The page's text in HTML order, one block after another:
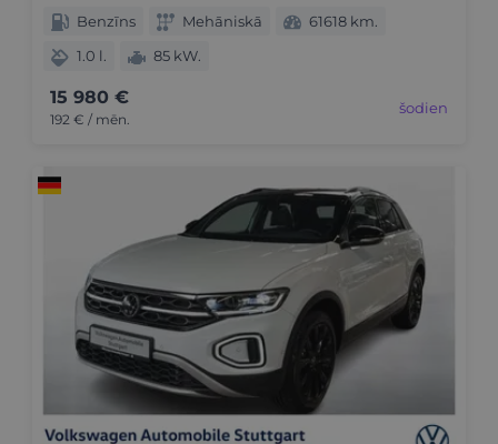
Benzīns Mehāniskā
61618 km.
1.0 l.
85 kW.
15 980 €
192 € / mēn.
šodien